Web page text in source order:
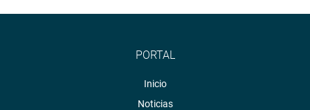
OFICINA DE COMUNICACIONES E IMAGEN
PORTAL
Inicio
Noticias